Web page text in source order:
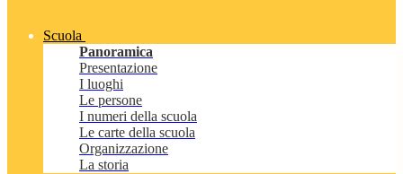
Scuola
Panoramica
Presentazione
I luoghi
Le persone
I numeri della scuola
Le carte della scuola
Organizzazione
La storia